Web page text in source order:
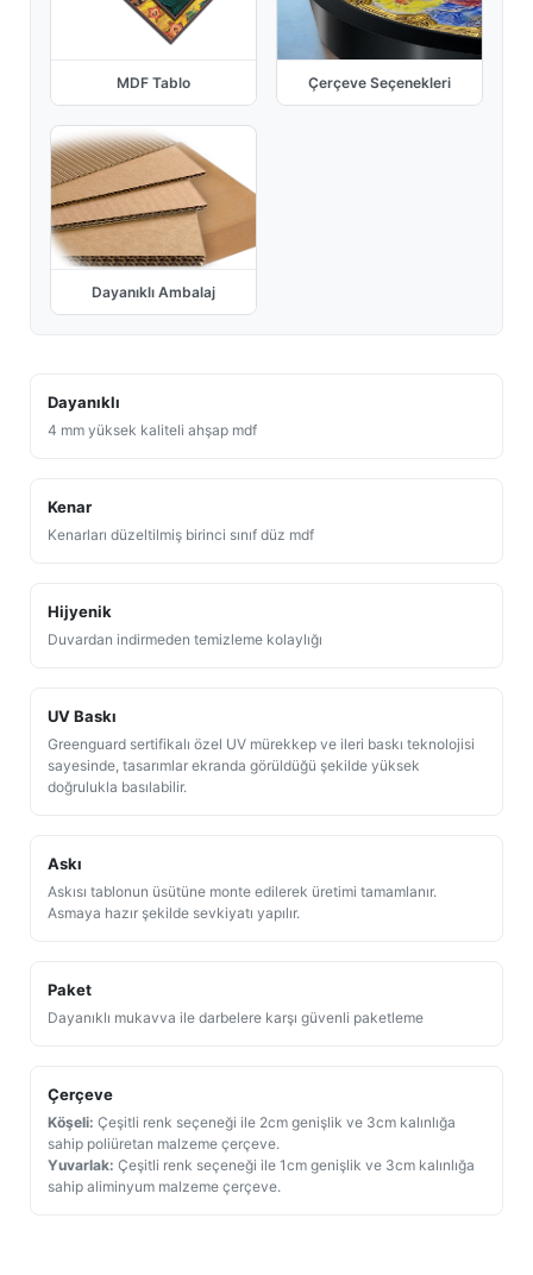
MDF Tablo Çerçeve Seçenekleri
Dayanıklı Ambalaj
Dayanıklı
4 mm yüksek kaliteli ahşap mdf
Kenar
Kenarları düzeltilmiş birinci sınıf düz mdf
Hijyenik
Duvardan indirmeden temizleme kolaylığı
UV Baskı
Greenguard sertifikalı özel UV mürekkep ve ileri baskı teknolojisi
sayesinde, tasarımlar ekranda görüldüğü şekilde yüksek
doğrulukla basılabilir.
Askı
Askısı tablonun üsütüne monte edilerek üretimi tamamlanır.
Asmaya hazır şekilde sevkiyatı yapılır.
Paket
Dayanıklı mukavva ile darbelere karşı güvenli paketleme
Çerçeve
Köşeli: Çeşitli renk seçeneği ile 2cm genişlik ve 3cm kalınlığa
sahip poliüretan malzeme çerçeve.
Yuvarlak: Çeşitli renk seçeneği ile 1cm genişlik ve 3cm kalınlığa
sahip aliminyum malzeme çerçeve.